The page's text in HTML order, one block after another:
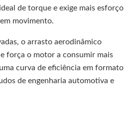
de torque e exige mais esforço
movimento.
o arrasto aerodinâmico
força o motor a consumir mais
curva de eficiência em formato
de engenharia automotiva e